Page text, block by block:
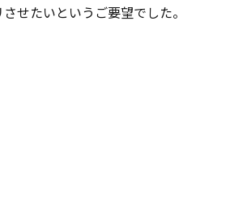
せたいというご要望でした。